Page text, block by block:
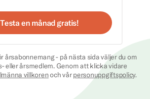
Testa en månad gratis!
årsabonnemang - på nästa sida väljer du om
eller årsmedlem. Genom att klicka vidare
villkorenoch vårpersonuppgiftspolicy.